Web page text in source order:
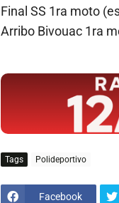
Final SS 1ra moto
Arribo Bivouac 1ra
Tags Polideportivo
Facebook